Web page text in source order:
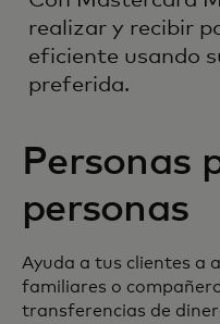
realizar y recibir
eficiente usando
preferida.
Personas
personas
Ayuda a tus clientes a
familiares o
transferencias de